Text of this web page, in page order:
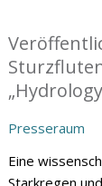
Presseraum
Eine
Starkregen